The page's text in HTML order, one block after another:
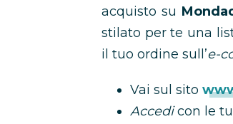
acquisto su
stilato per te una
il tuo ordine sull’e-
Vai sul sito
Accedicon le